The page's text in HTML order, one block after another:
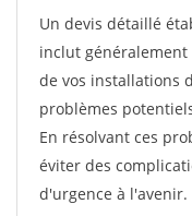
Un devis détaillé
inclut
de vos installations
problèmes
En résolvant ces
éviter des
d'urgence à l'avenir.